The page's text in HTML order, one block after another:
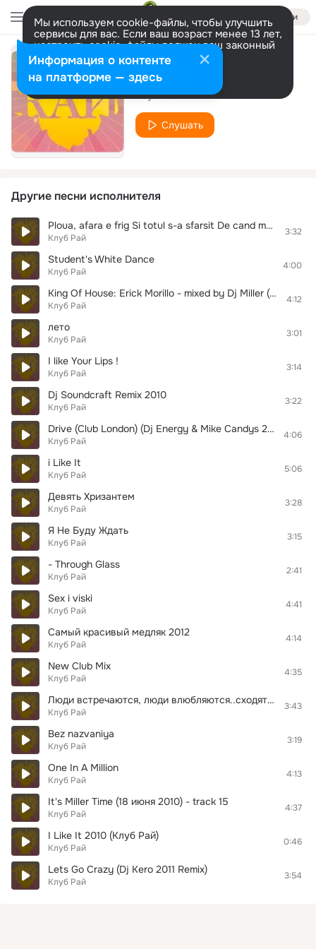
Войти
Мы используем cookie-файлы, чтобы улучшить
сервисы для вас. Если ваш возраст менее 13 лет,
настроить cookie-файлы должен ваш законный
представитель. Больше информации
Разрешить все Настроить
Стихия Огня (2011)
Клуб Рай
Слушать
Другие песни исполнителя
Ploua, afara e frig Si totul s-a sfarsit De cand m-ai parasit
Клуб Рай
3:32
Student's White Dance
Клуб Рай
4:00
King Of House: Erick Morillo - mixed by Dj Miller (26/04/2008) Track 2
Клуб Рай
4:12
лето
Клуб Рай
3:01
I like Your Lips !
Клуб Рай
3:14
Dj Soundcraft Remix 2010
Клуб Рай
3:22
Drive (Club London) (Dj Energy & Mike Candys 2011)
Клуб Рай
4:06
i Like It
Клуб Рай
5:06
Девять Хризантем
Клуб Рай
3:28
Я Не Буду Ждать
Клуб Рай
3:15
- Through Glass
Клуб Рай
2:41
Sex i viski
Клуб Рай
4:41
Самый красивый медляк 2012
Клуб Рай
4:14
New Club Mix
Клуб Рай
4:35
Люди встречаются, люди влюбляются..сходятся, расходятся
Клуб Рай
3:43
Bez nazvaniya
Клуб Рай
3:19
One In A Million
Клуб Рай
4:13
It's Miller Time (18 июня 2010) - track 15
Клуб Рай
4:37
I Like It 2010 (Клуб Рай)
Клуб Рай
0:46
Lets Go Crazy (Dj Kero 2011 Remix)
Клуб Рай
3:54
Информация о контенте
на платформе — здесь